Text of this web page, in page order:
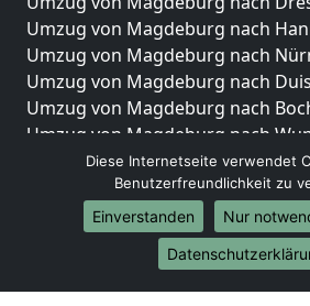
Umzug von Magdeburg nach
Umzug von Magdeburg nach
Umzug von Magdeburg nach
Umzug von Magdeburg nach
Umzug von Magdeburg nach
Umzug von Magdeburg nach
Umzug von Magdeburg nach
Umzug von Magdeburg nach
Internationale-Umzüge
Umzug von Magdeburg nach
Diese Internetseite verwendet
Benutzerfreundlichkeit zu
Einverstanden
Nur